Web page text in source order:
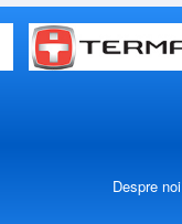
Despre noi